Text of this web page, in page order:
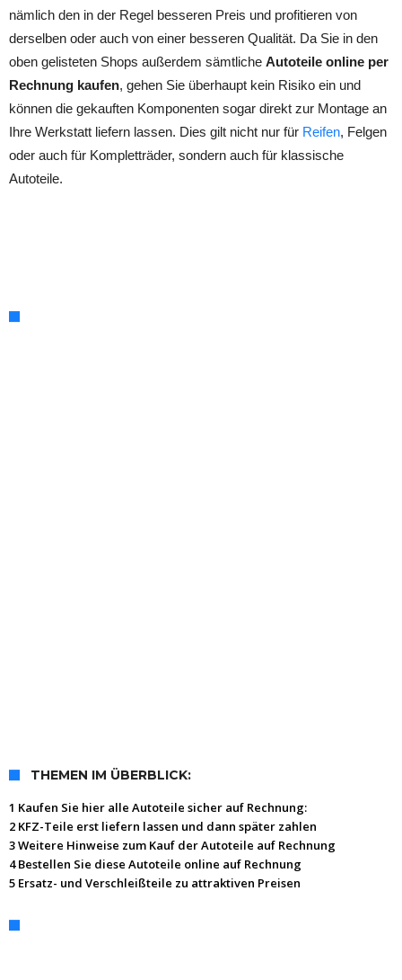
nämlich den in der Regel besseren Preis und profitieren von
derselben oder auch von einer besseren Qualität. Da Sie in den
oben gelisteten Shops außerdem sämtliche Autoteile online per
Rechnung kaufen, gehen Sie überhaupt kein Risiko ein und
können die gekauften Komponenten sogar direkt zur Montage an
Ihre Werkstatt liefern lassen. Dies gilt nicht nur für Reifen, Felgen
oder auch für Kompletträder, sondern auch für klassische
Autoteile.
THEMEN IM ÜBERBLICK:
1 Kaufen Sie hier alle Autoteile sicher auf Rechnung:
2 KFZ-Teile erst liefern lassen und dann später zahlen
3 Weitere Hinweise zum Kauf der Autoteile auf Rechnung
4 Bestellen Sie diese Autoteile online auf Rechnung
5 Ersatz- und Verschleißteile zu attraktiven Preisen